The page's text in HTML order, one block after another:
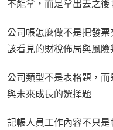
不能拿，而是拿出去之
公司帳怎麼做不是把發
該看見的財稅佈局與風險
公司類型不是表格題，
與未來成長的選擇題
記帳人員工作內容不只